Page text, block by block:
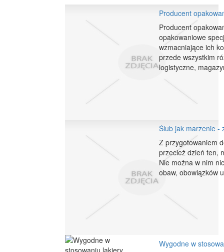
Producent
Producent
opakowaniowe
wzmacniające ich
przede wszystkim
logistyczne,
Ślub jak marzenie -
Z przygotowaniem
przecież dzień ten,
Nie można w nim
obaw, obowiązków
Wygodne w